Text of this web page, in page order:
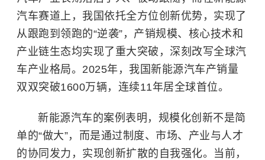
汽车赛道上，我国依托全方位创新优势，实现了
从跟跑到领跑的“逆袭”，产销规模、核心技术和
产业链生态均实现了重大突破，深刻改写全球汽
车产业格局。2025年，我国新能源汽车产销量
双双突破1600万辆，连续11年居全球首位。
新能源汽车的案例表明，规模化创新不是简
单的“做大”，而是通过制度、市场、产业与人才
的协同发力，实现创新扩散的自我强化。当前，